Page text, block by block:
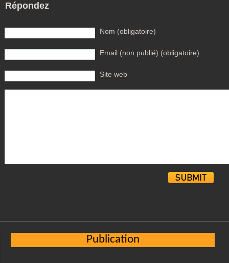
Répondez
Nom (obligatoire)
Email (non publié) (obligatoire)
Site web
Publication